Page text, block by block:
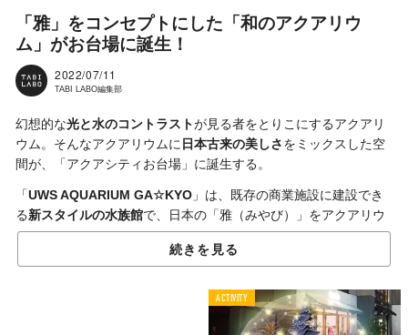
「雅」をコンセプトにした「和のアクアリウ
ム」がお台場に誕生！
2022/07/11
TABI LABO編集部
幻想的な光と水のコントラストが見る者をとりこにするアクアリ
ウム。そんなアクアリウムに 日本古来の美しさをミックスした空
間が、「アクアシティお台場」に誕生する。
「UWS AQUARIUM GA☆KYO 」は、既存の商業施設に建設でき
る新スタイルの水族館で、日本の「雅（みやび）」をアクアリウ
ムで表現することをテーマに作られたもの。
続きを見る
ACTIVITY